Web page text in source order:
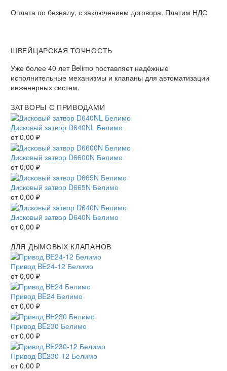
Оплата по безналу, с заключением договора. Платим НДС​
ШВЕЙЦАРСКАЯ ТОЧНОСТЬ
Уже более 40 лет Belimo поставляет надёжные
исполнительные механизмы и клапаны для автоматизации
инженерных систем.
ЗАТВОРЫ С ПРИВОДАМИ
Дисковый затвор D640NL Белимо
от0,00 ₽
Дисковый затвор D6600N Белимо
от0,00 ₽
Дисковый затвор D665N Белимо
от0,00 ₽
Дисковый затвор D640N Белимо
от0,00 ₽
ДЛЯ ДЫМОВЫХ КЛАПАНОВ
Привод BE24-12 Белимо
от0,00 ₽
Привод BE24 Белимо
от0,00 ₽
Привод BE230 Белимо
от0,00 ₽
Привод BE230-12 Белимо
от0,00 ₽